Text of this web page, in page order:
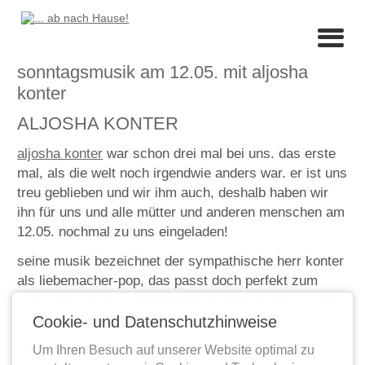
sonntagsmusik am 12.05. mit aljosha
konter
ALJOSHA KONTER
aljosha konter war schon drei mal bei uns. das erste
mal, als die welt noch irgendwie anders war. er ist uns
treu geblieben und wir ihm auch, deshalb haben wir
ihn für uns und alle mütter und anderen menschen am
12.05. nochmal zu uns eingeladen!
seine musik bezeichnet der sympathische herr konter
als liebemacher-pop, das passt doch perfekt zum
muttersein auch nicht klappen...
ab 15 uhr gibts dann - wie immer- torte und zwei
Cookie- und Datenschutzhinweise
Um Ihren Besuch auf unserer Website optimal zu